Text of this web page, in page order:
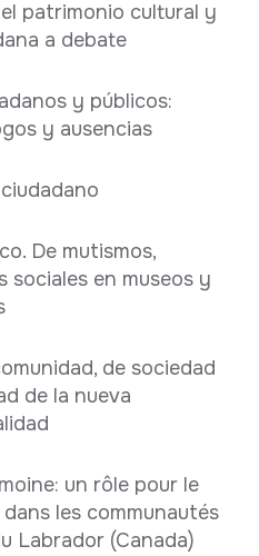
patrimonio cultural y
a debate
y públicos:
y ausencias
De mutismos,
sociales en museos y
de sociedad
de la nueva
un rôle pour le
les communautés
Labrador (Canada)